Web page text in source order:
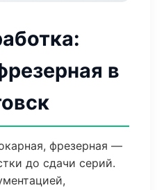
в
фрезерная —
до сдачи серий.